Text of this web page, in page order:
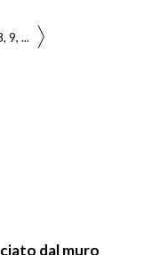
9 ...
dal muro